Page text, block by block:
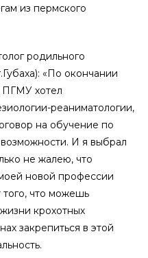
из пермского
родильного
«По окончании
ПГМУ хотел
реаниматологии,
на обучение по
И я выбрал
не жалею, что
новой профессии
того, что можешь
крохотных
закрепиться в этой